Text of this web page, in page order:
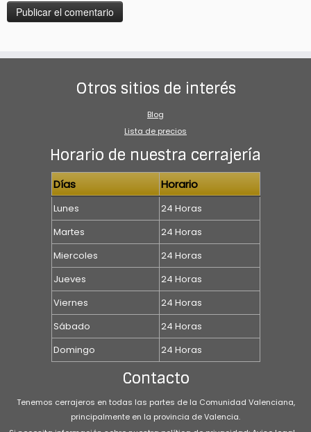
Otros sitios de interés
Blog
Lista de precios
Horario de nuestra cerrajería
Días Horario
Lunes
24 Horas
Martes
24 Horas
Miercoles
24 Horas
Jueves
24 Horas
Viernes
24 Horas
Sábado
24 Horas
Domingo
24 Horas
Contacto
Tenemos cerrajeros en todas las partes de la Comunidad Valenciana,
principalmente en la provincia de Valencia.